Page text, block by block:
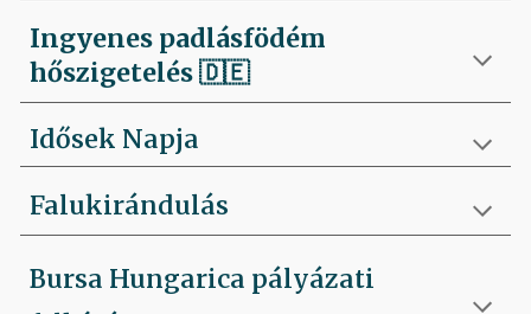
Ingyenes padlásfödém
hőszigetelés🇩🇪
Idősek Napja
Falukirándulás
Bursa Hungarica pályázati